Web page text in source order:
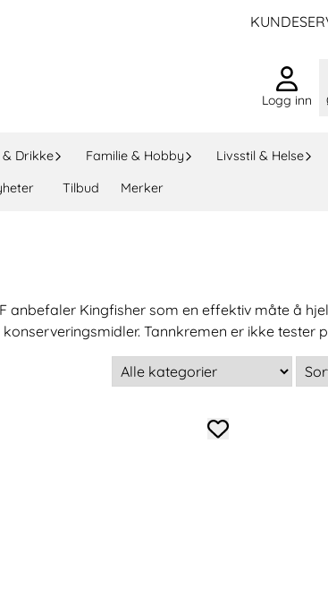
Logg inn
Drikke Familie & Hobby Livsstil & Helse
Tilbud Merker
Kingfisher som en effektiv måte å
Tannkremen er ikke tester